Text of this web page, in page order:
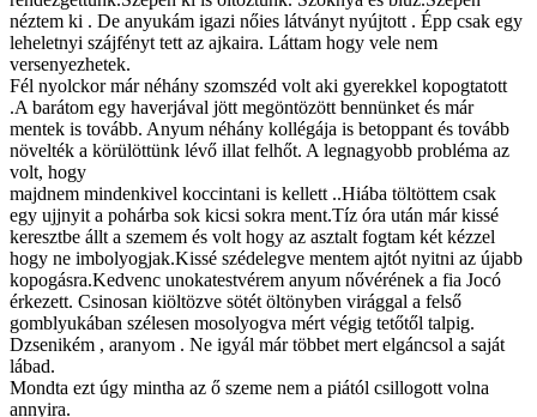
néztem ki . De anyukám igazi nőies látványt nyújtott . Épp csak egy
leheletnyi szájfényt tett az ajkaira. Láttam hogy vele nem
versenyezhetek.
Fél nyolckor már néhány szomszéd volt aki gyerekkel kopogtatott
.A barátom egy haverjával jött megöntözött bennünket és már
mentek is tovább. Anyum néhány kollégája is betoppant és tovább
növelték a körülöttünk lévő illat felhőt. A legnagyobb probléma az
volt, hogy
majdnem mindenkivel koccintani is kellett ..Hiába töltöttem csak
egy ujjnyit a pohárba sok kicsi sokra ment.Tíz óra után már kissé
keresztbe állt a szemem és volt hogy az asztalt fogtam két kézzel
hogy ne imbolyogjak.Kissé szédelegve mentem ajtót nyitni az újabb
kopogásra.Kedvenc unokatestvérem anyum nővérének a fia Jocó
érkezett. Csinosan kiöltözve sötét öltönyben virággal a felső
gomblyukában szélesen mosolyogva mért végig tetőtől talpig.
Dzsenikém , aranyom . Ne igyál már többet mert elgáncsol a saját
lábad.
Mondta ezt úgy mintha az ő szeme nem a piától csillogott volna
annyira.